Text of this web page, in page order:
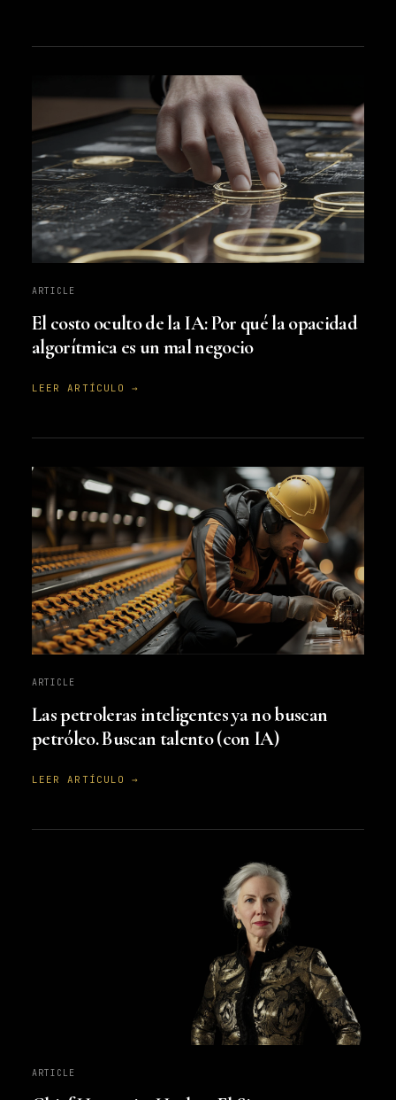
ARTICLE
El costo oculto de la IA: Por qué la opacidad
algorítmica es un mal negocio
LEER ARTÍCULO →
ARTICLE
Las petroleras inteligentes ya no buscan
petróleo. Buscan talento (con IA)
LEER ARTÍCULO →
ARTICLE